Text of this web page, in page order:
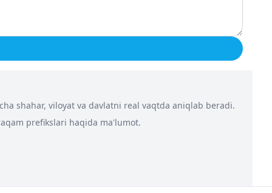
shahar, viloyat va davlatni real vaqtda aniqlab beradi.
prefikslari haqida ma'lumot.